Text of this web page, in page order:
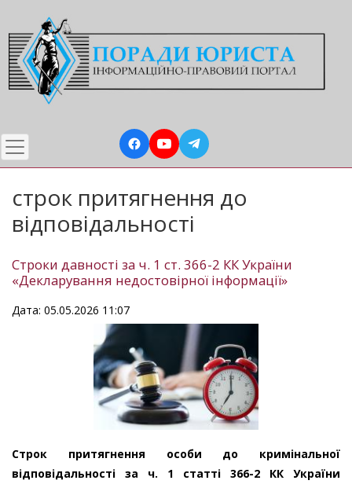
до
основного
вмісту
строк притягнення до
відповідальності
Строки давності за ч. 1 ст. 366-2 КК України
«Декларування недостовірної інформації»
Дата: 05.05.2026 11:07
Строк притягнення особи до кримінальної
відповідальності за ч. 1 статті 366-2 КК України